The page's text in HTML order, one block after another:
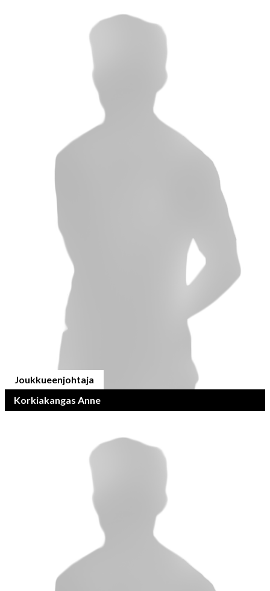
Joukkueenjohtaja
Korkiakangas Anne